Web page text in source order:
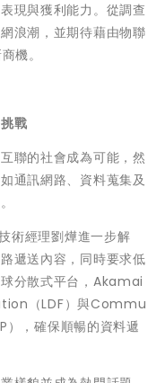
現與獲利能力。從調查
浪潮，並期待藉由物聯
機。
戰
聯的社會成為可能，然
通訊網路、資料蒐集及
術經理劉燁進一步解
遞送內容，同時要求低
分散式平台，Akamai
（LDF）與Commu
，確保順暢的資料遞